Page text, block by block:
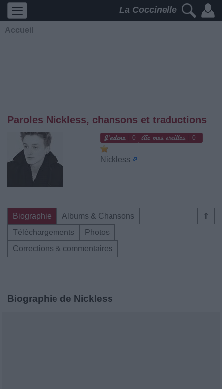
La Coccinelle
Accueil
Paroles Nickless, chansons et traductions
0 0
Nickless
⇑
Biographie
Albums & Chansons
Téléchargements
Photos
Corrections & commentaires
Biographie de Nickless